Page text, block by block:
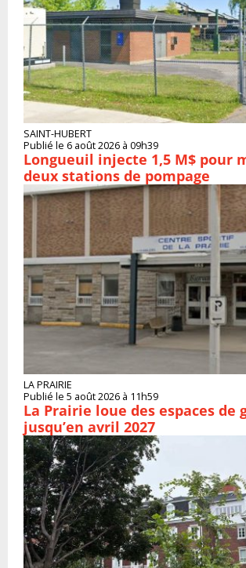
SAINT-HUBERT
Publié le 6 août 2026 à 09h39
Longueuil injecte 1,5 M$ pour
deux stations de pompage
LA PRAIRIE
Publié le 5 août 2026 à 11h59
La Prairie loue des espaces de
jusqu’en avril 2027